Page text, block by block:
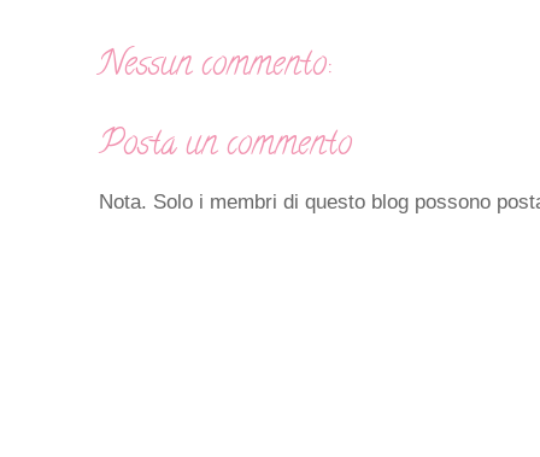
Nessun commento:
Posta un commento
Nota. Solo i membri di questo blog possono